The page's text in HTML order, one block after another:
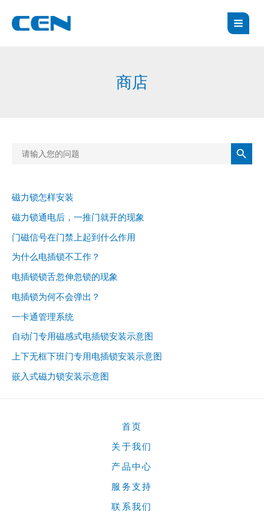
商店
for:
搜索按钮
磁力锁怎样安装
磁力锁通电后，一推门就开的现象
门磁信号在门禁上起到什么作用
为什么电插锁不工作？
电插锁锁舌忽伸忽锁的现象
电插锁为何不会弹出？
一卡通管理系统
自动门专用磁感式电插锁安装示意图
上下无框下班门专用电插锁安装示意图
嵌入式磁力锁安装示意图
首页
关于我们
产品中心
服务支持
联系我们